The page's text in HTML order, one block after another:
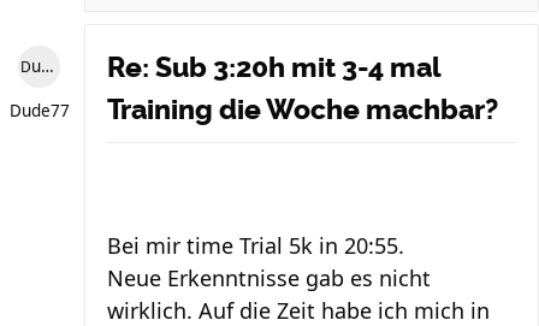
Dude77
Dude77
Re: Sub 3:20h mit 3-4 mal
Training die Woche machbar?
Bei mir time Trial 5k in 20:55.
Neue Erkenntnisse gab es nicht
wirklich. Auf die Zeit habe ich mich in